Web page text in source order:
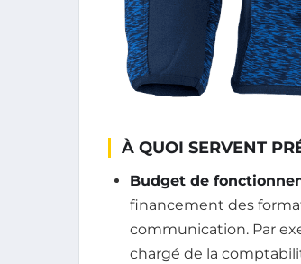
À QUOI SERVENT
Budget de
financement des
communication. Par
chargé de la